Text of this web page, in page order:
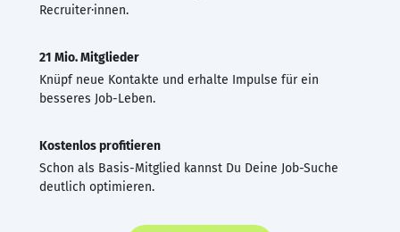
Recruiter·innen.
21 Mio. Mitglieder
Knüpf neue Kontakte und erhalte Impulse für ein
besseres Job-Leben.
Kostenlos profitieren
Schon als Basis-Mitglied kannst Du Deine Job-Suche
deutlich optimieren.